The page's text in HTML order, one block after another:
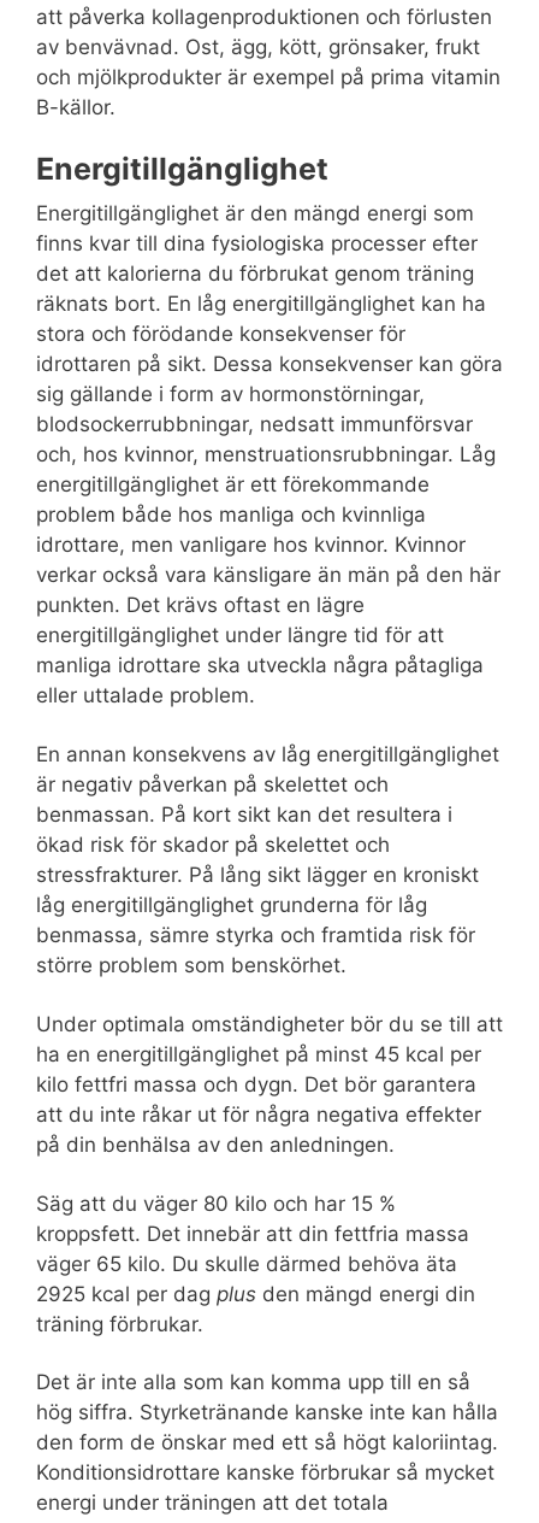
att påverka kollagenproduktionen och förlusten
av benvävnad. Ost, ägg, kött, grönsaker, frukt
och mjölkprodukter är exempel på prima vitamin
B-källor.
Energitillgänglighet
Energitillgänglighet är den mängd energi som
finns kvar till dina fysiologiska processer efter
det att kalorierna du förbrukat genom träning
räknats bort. En låg energitillgänglighet kan ha
stora och förödande konsekvenser för
idrottaren på sikt. Dessa konsekvenser kan göra
sig gällande i form av hormonstörningar,
blodsockerrubbningar, nedsatt immunförsvar
och, hos kvinnor, menstruationsrubbningar. Låg
energitillgänglighet är ett förekommande
problem både hos manliga och kvinnliga
idrottare, men vanligare hos kvinnor. Kvinnor
verkar också vara känsligare än män på den här
punkten. Det krävs oftast en lägre
energitillgänglighet under längre tid för att
manliga idrottare ska utveckla några påtagliga
eller uttalade problem.
En annan konsekvens av låg energitillgänglighet
är negativ påverkan på skelettet och
benmassan. På kort sikt kan det resultera i
ökad risk för skador på skelettet och
stressfrakturer. På lång sikt lägger en kroniskt
låg energitillgänglighet grunderna för låg
benmassa, sämre styrka och framtida risk för
större problem som benskörhet.
Under optimala omständigheter bör du se till att
ha en energitillgänglighet på minst 45 kcal per
kilo fettfri massa och dygn. Det bör garantera
att du inte råkar ut för några negativa effekter
på din benhälsa av den anledningen.
Säg att du väger 80 kilo och har 15 %
kroppsfett. Det innebär att din fettfria massa
väger 65 kilo. Du skulle därmed behöva äta
2925 kcal per dag plus den mängd energi din
träning förbrukar.
Det är inte alla som kan komma upp till en så
hög siffra. Styrketränande kanske inte kan hålla
den form de önskar med ett så högt kaloriintag.
Konditionsidrottare kanske förbrukar så mycket
energi under träningen att det totala